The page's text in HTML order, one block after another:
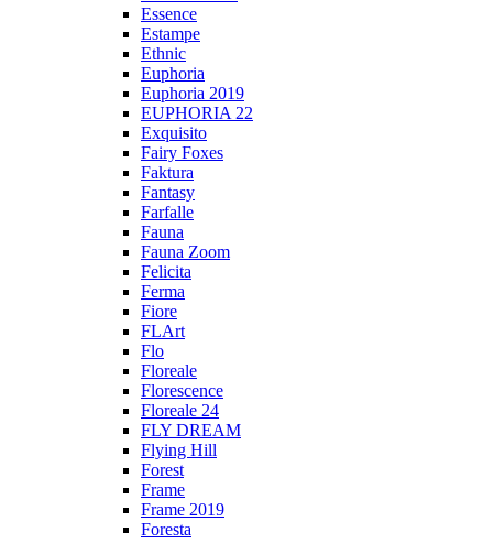
Essence
Estampe
Ethnic
Euphoria
Euphoria 2019
EUPHORIA 22
Exquisito
Fairy Foxes
Faktura
Fantasy
Farfalle
Fauna
Fauna Zoom
Felicita
Ferma
Fiore
FLArt
Flo
Floreale
Florescence
Floreale 24
FLY DREAM
Flying Hill
Forest
Frame
Frame 2019
Foresta